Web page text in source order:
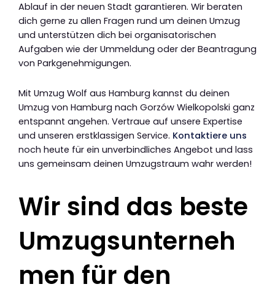
Ablauf in der neuen Stadt garantieren. Wir beraten
dich gerne zu allen Fragen rund um deinen Umzug
und unterstützen dich bei organisatorischen
Aufgaben wie der Ummeldung oder der Beantragung
von Parkgenehmigungen.
Mit Umzug Wolf aus Hamburg kannst du deinen
Umzug von Hamburg nach Gorzów Wielkopolski ganz
entspannt angehen. Vertraue auf unsere Expertise
und unseren erstklassigen Service. Kontaktiere uns
noch heute für ein unverbindliches Angebot und lass
uns gemeinsam deinen Umzugstraum wahr werden!
Wir sind das beste
Umzugsunterneh
men für den